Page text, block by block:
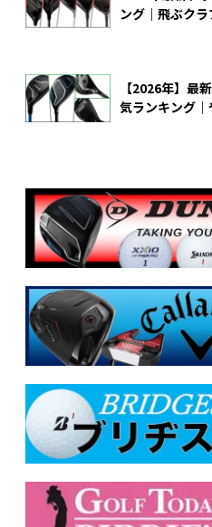
ング｜飛ぶク
【2026年】最
気ランキング